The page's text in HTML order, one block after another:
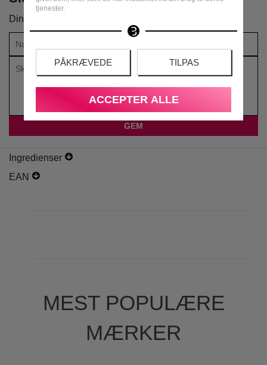
tjenester.
PÅKRÆVEDE TILPAS
ACCEPTER ALLE
Din vurdering:
Ingredienser
EAN
MEST POPULÆRE
MÆRKER